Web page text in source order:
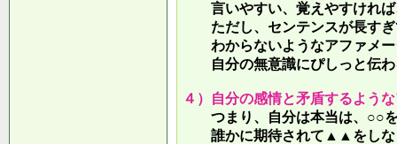
言いやすい、覚えやすければ
ただし、センテンスが長すぎ
わからないようなアファメー
自分の無意識にぴしっと伝わ
４）自分の感情と矛盾するよう
つまり、自分は本当は、○○を
誰かに期待されて▲▲をしな